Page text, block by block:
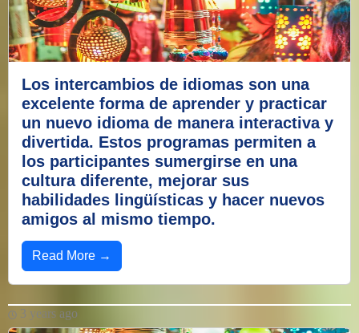
Los intercambios de idiomas son una
excelente forma de aprender y practicar
un nuevo idioma de manera interactiva y
divertida. Estos programas permiten a
los participantes sumergirse en una
cultura diferente, mejorar sus
habilidades lingüísticas y hacer nuevos
amigos al mismo tiempo.
Read More →
3 years ago